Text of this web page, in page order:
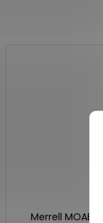
Merrell MOAB